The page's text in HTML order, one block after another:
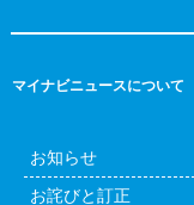
マイナビニュースについて
お知らせ
お詫びと訂正